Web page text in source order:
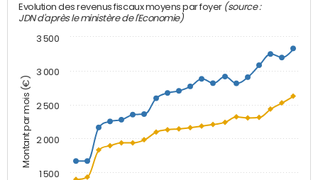
Montant par mois (€)
Evolution des revenus fiscaux moyens par foyer (source :
JDN d'après le ministère de l'Economie)
1 500
2 000
2 500
3 000
3 500